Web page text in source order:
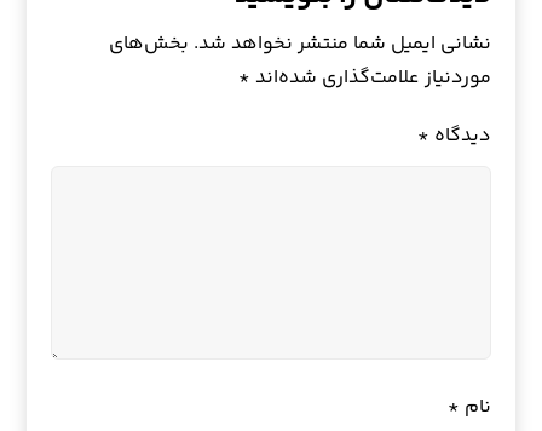
نشانی ایمیل شما منتشر نخواهد شد. بخش‌های
موردنیاز علامت‌گذاری شده‌اند *
دیدگاه *
نام *